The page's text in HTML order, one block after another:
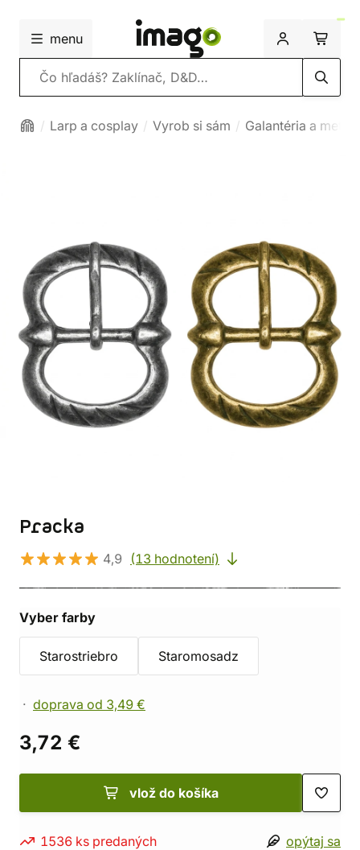
menu
Vyhľadávanie
Larp a cosplay Vyrob si sám Galantéria a
Pracka
4,9 (13 hodnotení)
Vyber farby
Starostriebro Staromosadz
doprava od 3,49 €
3,72 €
vlož do košíka
1536 ks predaných opýtaj sa